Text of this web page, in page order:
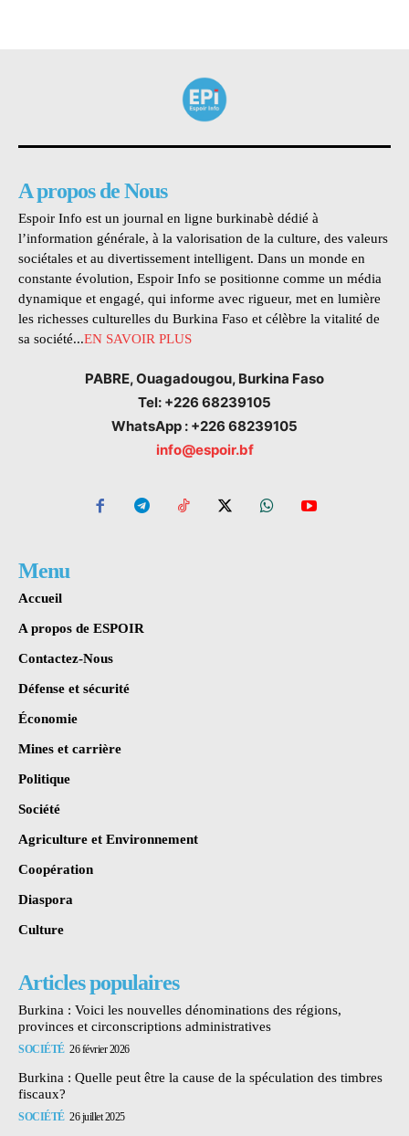
A propos de Nous
Espoir Info est un journal en ligne burkinabè dédié à
l’information générale, à la valorisation de la culture, des valeurs
sociétales et au divertissement intelligent. Dans un monde en
constante évolution, Espoir Info se positionne comme un média
dynamique et engagé, qui informe avec rigueur, met en lumière
les richesses culturelles du Burkina Faso et célèbre la vitalité de
sa société...EN SAVOIR PLUS
PABRE, Ouagadougou, Burkina Faso
Tel: +226 68239105
WhatsApp : +226 68239105
info@espoir.bf
Menu
Accueil
A propos de ESPOIR
Contactez-Nous
Défense et sécurité
Économie
Mines et carrière
Politique
Société
Agriculture et Environnement
Coopération
Diaspora
Culture
Articles populaires
Burkina : Voici les nouvelles dénominations des régions,
provinces et circonscriptions administratives
SOCIÉTÉ 26 février 2026
Burkina : Quelle peut être la cause de la spéculation des timbres
fiscaux?
SOCIÉTÉ 26 juillet 2025